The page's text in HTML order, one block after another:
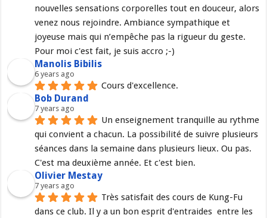
nouvelles sensations corporelles tout en douceur, alors
venez nous rejoindre. Ambiance sympathique et
joyeuse mais qui n’empêche pas la rigueur du geste.
Pour moi c'est fait, je suis accro ;-)
Manolis Bibilis
6 years ago
Cours d'excellence.
Bob Durand
7 years ago
Un enseignement tranquille au rythme
qui convient a chacun. La possibilité de suivre plusieurs
séances dans la semaine dans plusieurs lieux. Ou pas.
C'est ma deuxième année. Et c'est bien.
Olivier Mestay
7 years ago
Très satisfait des cours de Kung-Fu
dans ce club. Il y a un bon esprit d'entraides  entre les